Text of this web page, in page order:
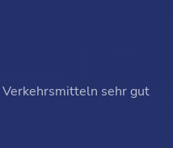
sehr gut